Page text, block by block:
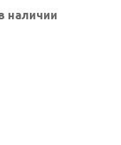
наличии